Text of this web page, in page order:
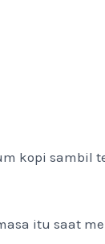
kopi sambil
itu saat